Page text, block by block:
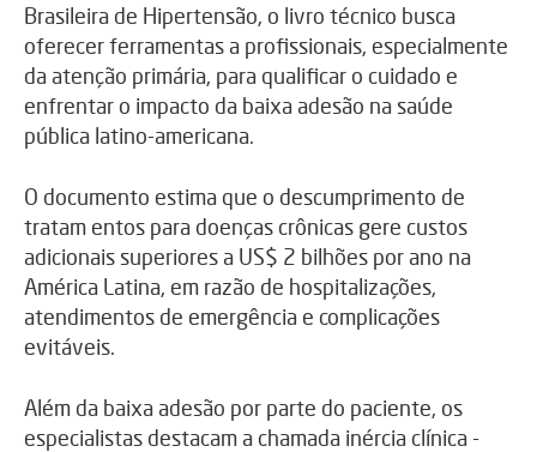
Brasileira de Hipertensão, o livro técnico busca
oferecer ferramentas a profissionais, especialmente
da atenção primária, para qualificar o cuidado e
enfrentar o impacto da baixa adesão na saúde
pública latino-americana.
O documento estima que o descumprimento de
tratam entos para doenças crônicas gere custos
adicionais superiores a US$ 2 bilhões por ano na
América Latina, em razão de hospitalizações,
atendimentos de emergência e complicações
evitáveis.
Além da baixa adesão por parte do paciente, os
especialistas destacam a chamada inércia clínica -